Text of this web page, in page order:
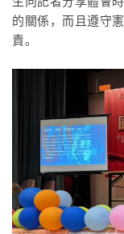
的關係，而且遵守
責。